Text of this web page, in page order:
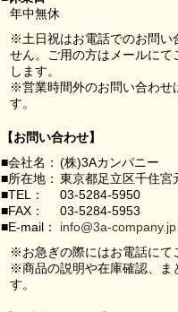
年中無休
※土日祝はお電話でのお問い
せん。ご用の方はメールに
します。
※営業時間外のお問い合わせ
す。
【お問い合わせ】
■会社名： (株)3Aカンパニー
■所在地： 東京都足立区千住
■TEL：
03-5284-5950
■FAX：
03-5284-5953
■E-mail：
info@3a-company.jp
※お急ぎの際にはお電話にて
※商品の説明や在庫確認、ま
す。